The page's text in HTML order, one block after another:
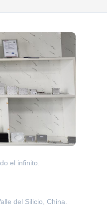
el infinito.
del Silicio, China.